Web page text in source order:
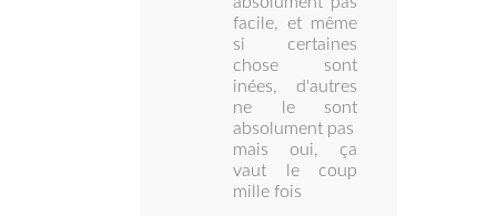
facile, et même
si certaines
chose sont
inées, d'autres
ne le sont
absolument pas
mais oui, ça
vaut le coup
mille fois